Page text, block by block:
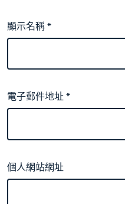
顯示名稱*
電子郵件地址*
個人網站網址